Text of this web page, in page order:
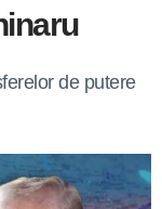
de putere